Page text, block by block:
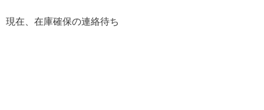
現在、在庫確保の連絡待ち